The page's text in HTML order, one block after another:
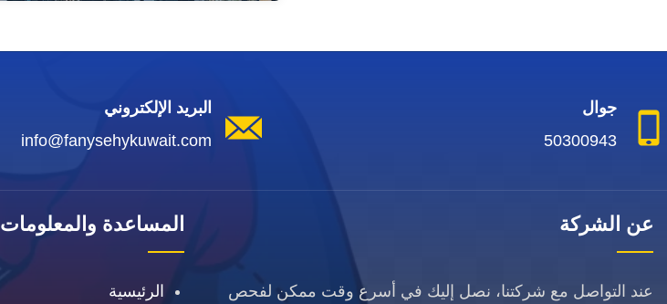
جوال
50300943
البريد الإلكتروني
info@fanysehykuwait.com
عن الشركة
عند التواصل مع شركتنا، نصل إليك في أسرع وقت ممكن لفحص
المساعدة والمعلومات
الرئيسية